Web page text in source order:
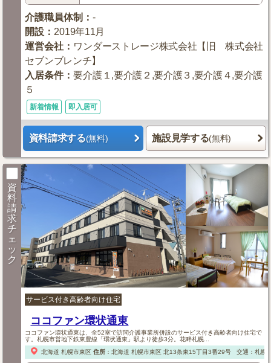
介護職員体制 ：-
開設 ： 2019年11月
運営会社 ： ワンダーストレージ株式会社【旧 株式会社
セブンブレンチ】
入居条件：要介護１,要介護２,要介護３,要介護４,要介護
５
新着情報 即入居可
資料請求する(無料) 施設見学する(無料)
資
料
請
求
チ
ェ
ッ
ク
サービス付き高齢者向け住宅
ココファン環状通東
ココファン環状通東は、全52室で訪問介護事業所併設のサービス付き高齢者向け住宅で
す。札幌市営地下鉄東豊線「環状通東」駅より徒歩3分。花畔札幌...
北海道 札幌市東区 住所： 北海道 札幌市東区北13条東15丁目3番29号 交通：札幌